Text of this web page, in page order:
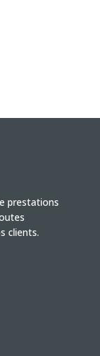
prestations
clients.